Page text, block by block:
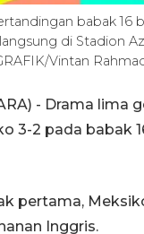
babak 16
di Stadion
Vintan
- Drama lima
3-2 pada babak
pertama,
Inggris.